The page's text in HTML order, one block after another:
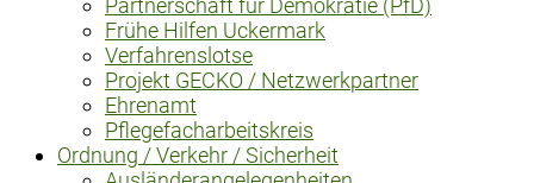
Partnerschaft für Demokratie (PfD)
Frühe Hilfen Uckermark
Verfahrenslotse
Projekt GECKO / Netzwerkpartner
Ehrenamt
Pflegefacharbeitskreis
Ordnung / Verkehr / Sicherheit